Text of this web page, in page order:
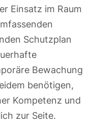
Einsatz im Raum
Schutzplan
Bewachung
benötigen,
Kompetenz und
zur Seite.